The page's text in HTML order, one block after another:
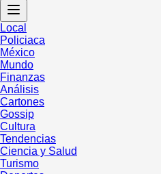
Local
Policiaca
México
Mundo
Finanzas
Análisis
Cartones
Gossip
Cultura
Tendencias
Ciencia y Salud
Turismo